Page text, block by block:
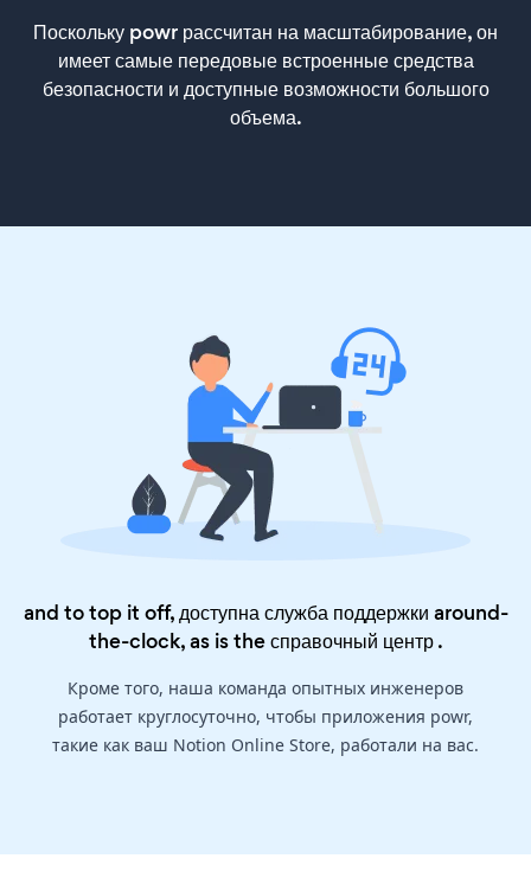
Поскольку powr рассчитан на масштабирование, он
имеет самые передовые встроенные средства
безопасности и доступные возможности большого
объема.
and to top it off, доступна служба поддержки around-
the-clock, as is theсправочный центр.
Кроме того, наша команда опытных инженеров
работает круглосуточно, чтобы приложения powr,
такие как ваш Notion Online Store, работали на вас.